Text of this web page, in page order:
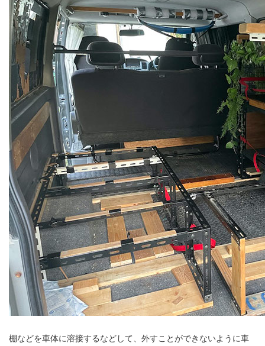
棚などを車体に溶接するなどして、外すことができないように車